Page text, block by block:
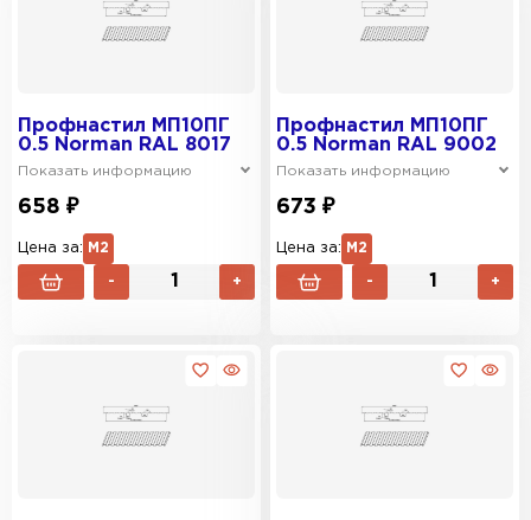
Профнастил МП10ПГ
0.5 Norman RAL 8017
Показать информацию
658 ₽
Цена за: М2
- +
Профнастил МП10ПГ
0.5 Norman RAL 9002
Показать информацию
673 ₽
Цена за: М2
- +